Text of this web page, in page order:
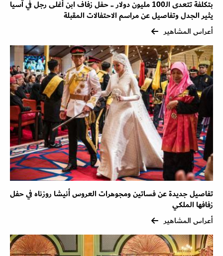
بتكلفة تتعدى الـ100 مليون دولار .. حفل زفاف ابن أغلى رجل في آسيا
يثير الجدل وتفاصيل عن مراسم الاحتفالات المقبلة
أعراس المشاهير
تفاصيل جديدة عن فساتين ومجوهرات العروس أنيشا روزناه في حفل
زفافها الملكي
أعراس المشاهير